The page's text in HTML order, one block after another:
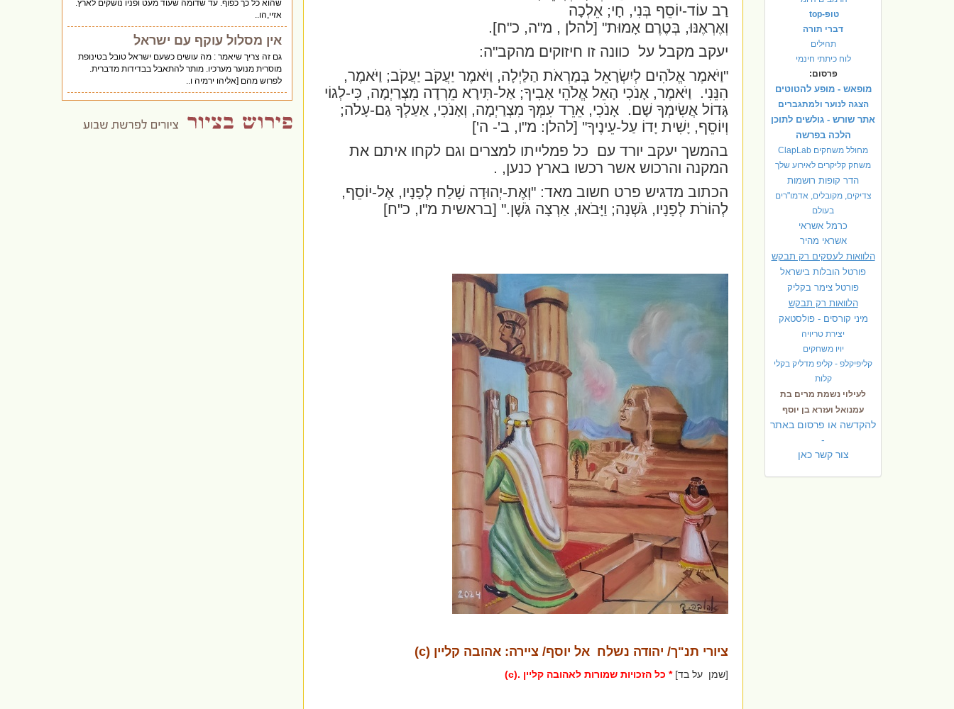
טופ-top
דברי תורה
תהילים
לוח כיתתי חינמי
פרסום:
מופאש - מופע להטוטים
הצגה לנוער ולמתגברים
אתר שורש - גולשים לתוכן
הלכה בפרשה
מחולל משחקים ClapLab
משחק קליקרים לאירוע שלך
הדר קופות רושמות
צדיקים, מקובלים, אדמו"רים
בעולם
כרמל אשראי
אשראי מהיר
הלוואות לעסקים רק תבקש
פורטל הובלות בישראל
פורטל צימר בקליק
הלוואות רק תבקש
מיני קורסים - פולסטאק
יצירת טריויה
יויו משחקים
קליפיקלפ - קליפ מדליק בקלי
קלות
לעילוי נשמת מרים בת
עמנואל ועזרא בן יוסף
להקדשה או פרסום באתר
-
צור קשר כאן
רַב עוֹד-יוֹסֵף בְּנִי, חָי; אֵלְכָה
וְאֶרְאֶנּוּ, בְּטֶרֶם אָמוּת" [להלן , מ"ה, כ"ח].
יעקב מקבל על כוונה זו חיזוקים מהקב"ה:
"וַיֹּאמֶר אֱלֹהִים לְיִשְׂרָאֵל בְּמַרְאֹת הַלַּיְלָה, וַיֹּאמֶר יַעֲקֹב יַעֲקֹב; וַיֹּאמֶר,
הִנֵּנִי.
וַיֹּאמֶר, אָנֹכִי הָאֵל אֱלֹהֵי אָבִיךָ; אַל-תִּירָא מֵרְדָה מִצְרַיְמָה, כִּי-לְגוֹי
גָּדוֹל אֲשִׂימְךָ שָׁם. אָנֹכִי, אֵרֵד עִמְּךָ מִצְרַיְמָה, וְאָנֹכִי, אַעַלְךָ גַם-עָלֹה;
וְיוֹסֵף, יָשִׁית יָדוֹ עַל-עֵינֶיךָ" [להלן: מ"ו, ב'- ה']
בהמשך יעקב יורד עם כל פמלייתו למצרים וגם לקחו איתם את
המקנה והרכוש אשר רכשו בארץ כנען, .
הכתוב מדגיש פרט חשוב מאד: "וְאֶת-יְהוּדָה שָׁלַח לְפָנָיו, אֶל-יוֹסֵף,
לְהוֹרֹת לְפָנָיו, גֹּשְׁנָה; וַיָּבֹאוּ, אַרְצָה גֹּשֶׁן." [בראשית מ"ו, כ"ח]
ציורי תנ"ך/ יהודה נשלח אל יוסף/ ציירה: אהובה קליין (c)
[שמן על בד]* כל הזכויות שמורות לאהובה קליין .(c)
שהוא כל כך כפוף. עד שדומה שעוד מעט ופניו נושקים לארץ.
אזיי,הו..
אין מסלול עוקף עם ישראל
גם זה צריך שיאמר : מה עושים כשעם ישראל טובל בטינופת
מוסרית מנוער מערכיו. מותר להתאבל בבדידות מדברית.
לפרוש מהם [אליהו ירמיה ו..